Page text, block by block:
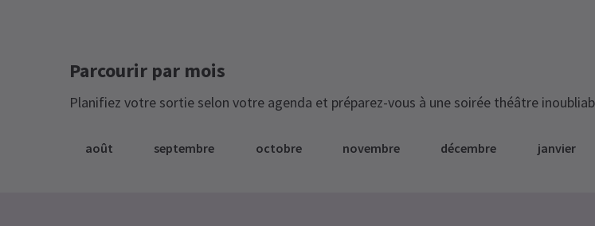
Parcourir par mois
Planifiez votre sortie selon votre agenda et préparez-vous à une soirée théâtre
août septembre octobre novembre décembre janvier